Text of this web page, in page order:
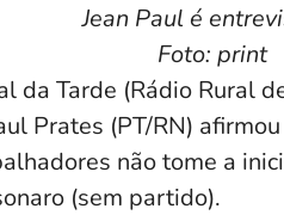
Jean Paul é
Foto: print
da Tarde (Rádio Rural
Prates (PT/RN)
não tome a
(sem partido).